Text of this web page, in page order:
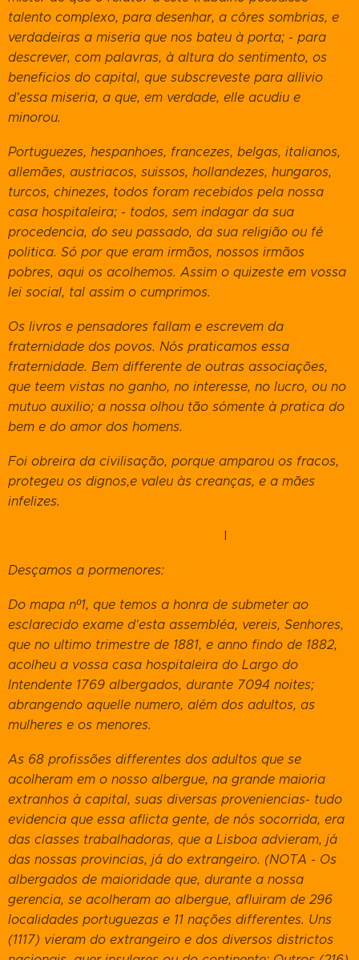
talento complexo, para desenhar, a côres sombrias, e
verdadeiras a miseria que nos bateu à porta; - para
descrever, com palavras, à altura do sentimento, os
beneficios do capital, que subscreveste para allivio
d'essa miseria, a que, em verdade, elle acudiu e
minorou.
Portuguezes, hespanhoes, francezes, belgas, italianos,
allemães, austriacos, suissos, hollandezes, hungaros,
turcos, chinezes, todos foram recebidos pela nossa
casa hospitaleira; - todos, sem indagar da sua
procedencia, do seu passado, da sua religião ou fé
politica. Só por que eram irmãos, nossos irmãos
pobres, aqui os acolhemos. Assim o quizeste em vossa
lei social, tal assim o cumprimos.
Os livros e pensadores fallam e escrevem da
fraternidade dos povos. Nós praticamos essa
fraternidade. Bem differente de outras associações,
que teem vistas no ganho, no interesse, no lucro, ou no
mutuo auxilio; a nossa olhou tão sómente à pratica do
bem e do amor dos homens.
Foi obreira da civilisação, porque amparou os fracos,
protegeu os dignos,e valeu às creanças, e a mães
infelizes.
I
Desçamos a pormenores:
Do mapa nº1, que temos a honra de submeter ao
esclarecido exame d'esta assembléa, vereis, Senhores,
que no ultimo trimestre de 1881, e anno findo de 1882,
acolheu a vossa casa hospitaleira do Largo do
Intendente 1769 albergados, durante 7094 noites;
abrangendo aquelle numero, além dos adultos, as
mulheres e os menores.
As 68 profissões differentes dos adultos que se
acolheram em o nosso albergue, na grande maioria
extranhos à capital, suas diversas proveniencias- tudo
evidencia que essa aflicta gente, de nós socorrida, era
das classes trabalhadoras, que a Lisboa advieram, já
das nossas provincias, já do extrangeiro. (NOTA - Os
albergados de maioridade que, durante a nossa
gerencia, se acolheram ao albergue, afluiram de 296
localidades portuguezas e 11 nações differentes. Uns
(1117) vieram do extrangeiro e dos diversos districtos